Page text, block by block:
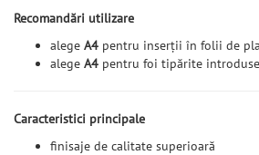
Recomandări utilizare
alege A4 pentru inserții în folii de
alege A4 pentru foi tipărite
Caracteristici principale
finisaje de calitate superioară